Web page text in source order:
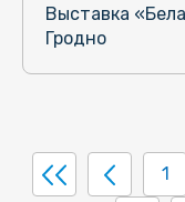
Выставка
Гродно
1